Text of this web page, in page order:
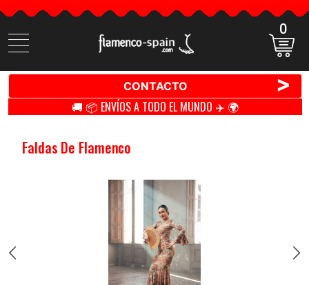
Buscar
productos
0
CONTACTO >
🚚 📦 ENVÍOS A TODO EL MUNDO ✈️ 🌍
Faldas De Flamenco